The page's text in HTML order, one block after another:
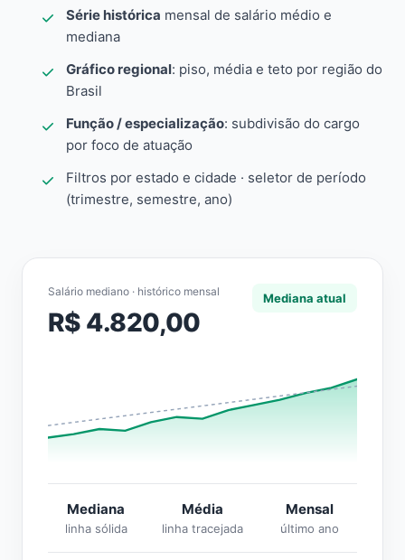
Série histórica mensal de salário médio e
mediana
Gráfico regional: piso, média e teto por região do
Brasil
Função / especialização: subdivisão do cargo
por foco de atuação
Filtros por estado e cidade · seletor de período
(trimestre, semestre, ano)
Salário mediano · histórico mensal
R$ 4.820,00
Mediana atual
Mediana
linha sólida
Média
linha tracejada
Mensal
último ano